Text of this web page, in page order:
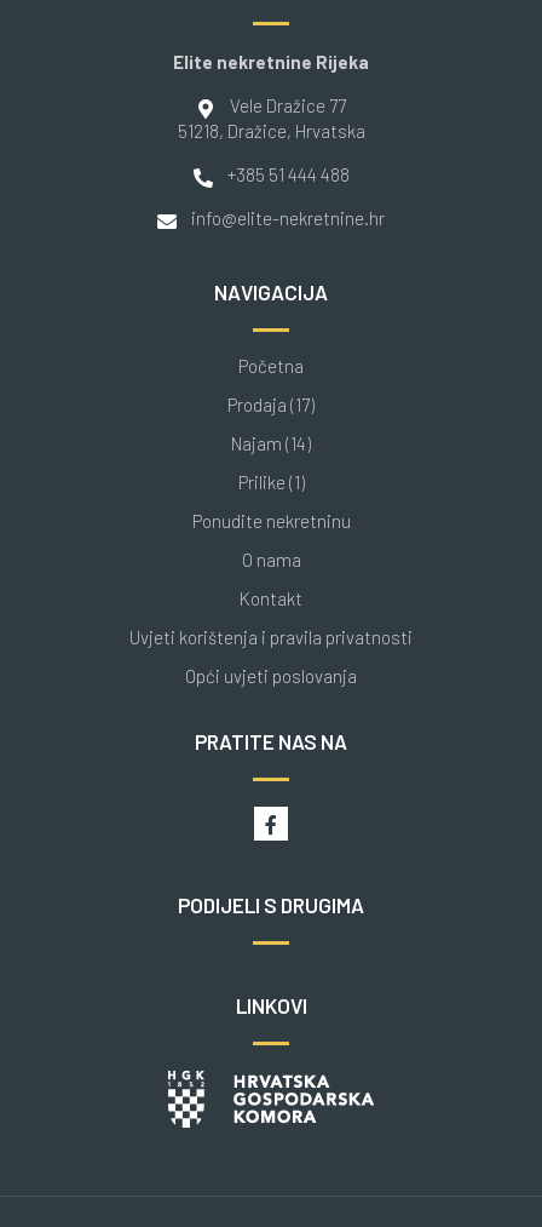
Elite nekretnine Rijeka
Vele Dražice 77
51218, Dražice, Hrvatska
+385 51 444 488
info@elite-nekretnine.hr
NAVIGACIJA
Početna
Prodaja (17)
Najam (14)
Prilike (1)
Ponudite nekretninu
O nama
Kontakt
Uvjeti korištenja i pravila privatnosti
Opći uvjeti poslovanja
PRATITE NAS NA
PODIJELI S DRUGIMA
LINKOVI